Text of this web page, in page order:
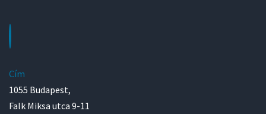
Cím
1055 Budapest,
Falk Miksa utca 9-11